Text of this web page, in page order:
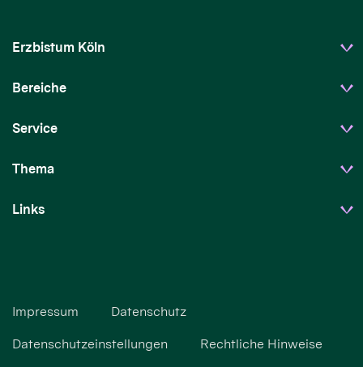
Erzbistum Köln
Bereiche
Service
Thema
Links
Impressum Datenschutz
Datenschutzeinstellungen Rechtliche Hinweise